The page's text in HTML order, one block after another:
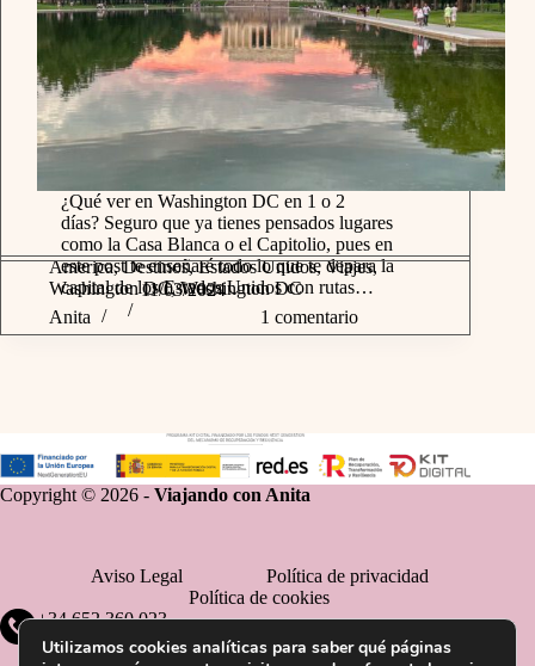
America,Destinos,Estados Unidos,Viajes,
Washington DC,Washington DC
¿Qué ver en Washington DC en 1 o 2
días? Seguro que ya tienes pensados lugares
como la Casa Blanca o el Capitolio, pues en
este post te enseñaré todo lo que te depara la
capital de los Estados Unidos con rutas…
Anita
11/03/2024
1 comentario
Copyright © 2026 - Viajando con Anita
Aviso Legal
Política de privacidad
Política de cookies
+34 652 360 023
Utilizamos cookies analíticas para saber qué páginas